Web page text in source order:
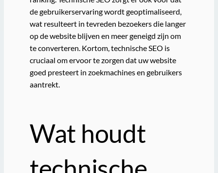
de gebruikerservaring wordt geoptimaliseerd,
wat resulteert in tevreden bezoekers die langer
op de website blijven en meer geneigd zijn om
te converteren. Kortom, technische SEO is
cruciaal om ervoor te zorgen dat uw website
goed presteert in zoekmachines en gebruikers
aantrekt.
Wat houdt